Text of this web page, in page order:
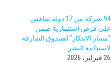
94 شركة من 17 دولة تتنافس
على فرص استثمارية ضمن
“مسار الابتكار” لصندوق الشارقة
لاستدامة النشر
26 فبراير، 2026